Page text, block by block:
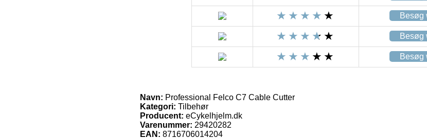
Besøg
Besøg
Besøg
Navn: Professional Felco C7 Cable Cutter
Kategori: Tilbehør
Producent: eCykelhjelm.dk
Varenummer: 29420282
EAN: 8716706014204